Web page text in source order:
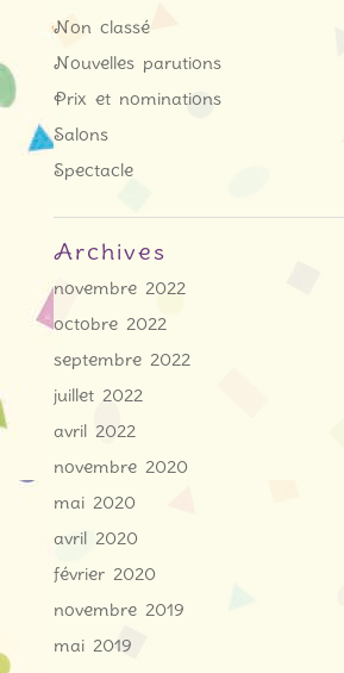
Non classé
Nouvelles parutions
Prix et nominations
Salons
Spectacle
Archives
novembre 2022
octobre 2022
septembre 2022
juillet 2022
avril 2022
novembre 2020
mai 2020
avril 2020
février 2020
novembre 2019
mai 2019